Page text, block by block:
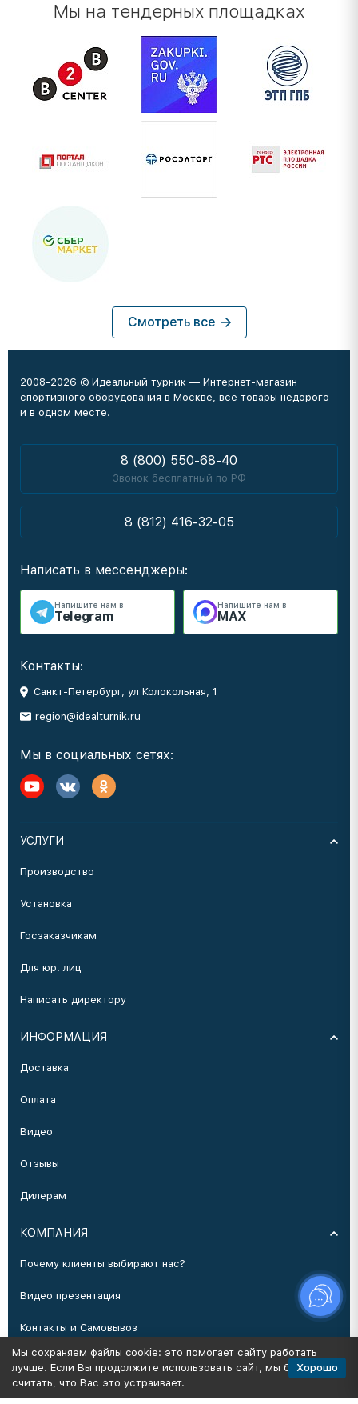
Мы на тендерных площадках
Смотреть все
2008-2026 © Идеальный турник — Интернет-магазин
спортивного оборудования в Москве, все товары недорого
и в одном месте.
8 (800) 550-68-40
Звонок бесплатный по РФ
8 (812) 416-32-05
Написать в мессенджеры:
Напишите нам в
Telegram
Напишите нам в
MAX
Контакты:
Санкт-Петербург, ул Колокольная, 1
region@idealturnik.ru
Мы в социальных сетях:
УСЛУГИ
Производство
Установка
Госзаказчикам
Для юр. лиц
Написать директору
ИНФОРМАЦИЯ
Доставка
Оплата
Видео
Отзывы
Дилерам
КОМПАНИЯ
Почему клиенты выбирают нас?
Видео презентация
Контакты и Самовывоз
Производство
Мы сохраняем файлы cookie: это помогает сайту работать
лучше. Если Вы продолжите использовать сайт, мы будем
считать, что Вас это устраивает.
Хорошо